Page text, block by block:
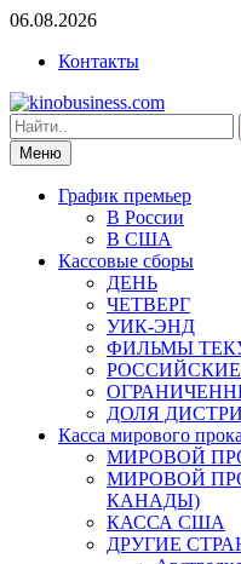
06.08.2026
Контакты
Меню
График премьер
В России
В США
Кассовые сборы
ДЕНЬ
ЧЕТВЕРГ
УИК-ЭНД
ФИЛЬМЫ
ДОЛЯ
Касса мирового
МИРОВОЙ
МИРОВОЙ
КАНАДЫ)
КАССА США
ДРУГИЕ